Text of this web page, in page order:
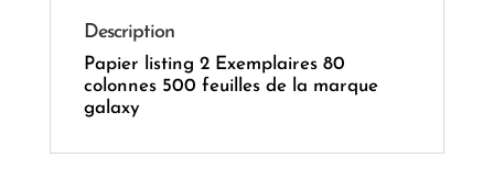
Description
Papier listing 2 Exemplaires 80
colonnes 500 feuilles de la marque
galaxy